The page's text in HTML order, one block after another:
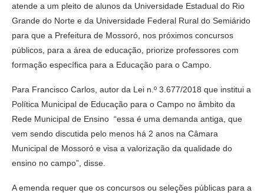
atende a um pleito de alunos da Universidade Estadual do Rio
Grande do Norte e da Universidade Federal Rural do Semiárido
para que a Prefeitura de Mossoró, nos próximos concursos
públicos, para a área de educação, priorize professores com
formação específica para a Educação para o Campo.
Para Francisco Carlos, autor da Lei n.º 3.677/2018 que institui a
Política Municipal de Educação para o Campo no âmbito da
Rede Municipal de Ensino “essa é uma demanda antiga, que
vem sendo discutida pelo menos há 2 anos na Câmara
Municipal de Mossoró e visa a valorização da qualidade do
ensino no campo”, disse.
A emenda requer que os concursos ou seleções públicas para a